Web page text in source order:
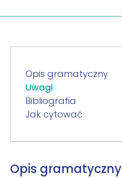
Opis gramatyczny
Uwagi
Bibliografia
Jak cytować
Opis gramatyczny